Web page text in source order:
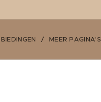
MEER PAGINA'S